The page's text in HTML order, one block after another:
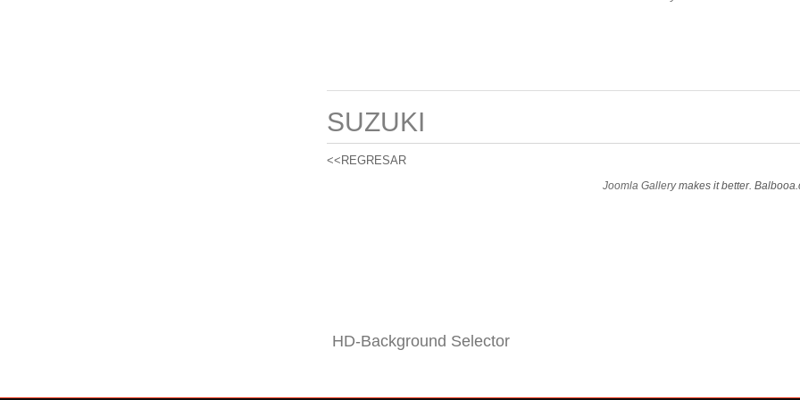
SUZUKI
<<REGRESAR
Joomla Gallerymakes it better.
HD-Background Selector